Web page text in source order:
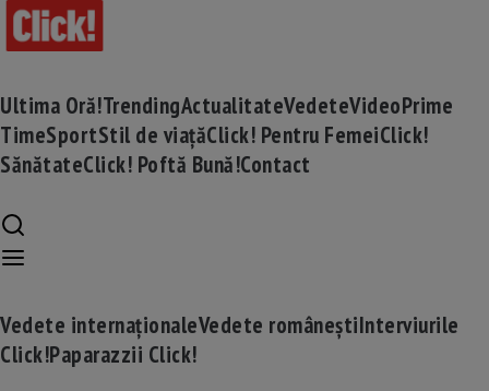
Ultima Oră!TrendingActualitateVedeteVideoPrime
TimeSportStil de viațăClick! Pentru FemeiClick!
SănătateClick! Poftă Bună!Contact
Vedete internaționaleVedete româneștiInterviurile
Click!Paparazzii Click!